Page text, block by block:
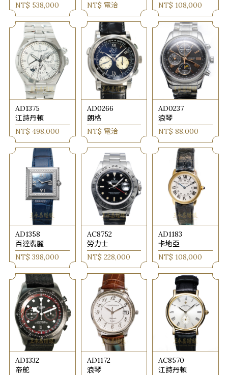
NT$ 538,000
NT$ 電洽
NT$ 108,000
AD1375
江詩丹頓
NT$ 498,000
AD0266
朗格
NT$ 電洽
AD0237
浪琴
NT$ 88,000
AD1358
百達翡麗
NT$ 398,000
AC8752
勞力士
NT$ 228,000
AD1183
卡地亞
NT$ 108,000
AD1332
帝舵
AD1172
浪琴
AC8570
江詩丹頓